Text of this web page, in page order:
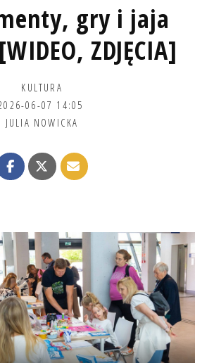
gry i jaja
ZDJĘCIA]
KULTURA
06-07 14:05
JULIA NOWICKA